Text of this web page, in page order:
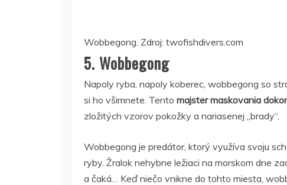
Wobbegong. Zdroj: twofishdivers.com
5. Wobbegong
Napoly ryba, napoly koberec, wobbegong so
si ho všimnete. Tento majster maskovania
zložitých vzorov pokožky a nariasenej „brady“.
Wobbegong je predátor, ktorý využíva svoju
ryby. Žralok nehybne ležiaci na morskom dne
a čaká… Keď niečo vnikne do tohto miesta,